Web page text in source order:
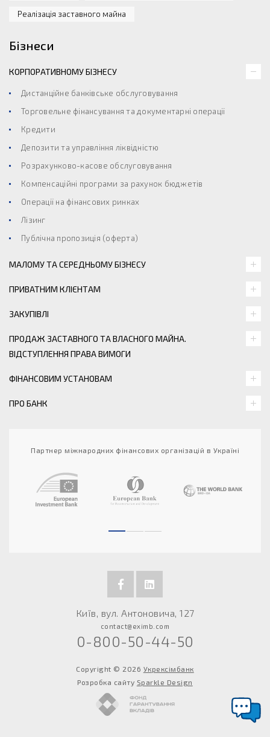
Реалізація заставного майна
Бізнеси
КОРПОРАТИВНОМУ БІЗНЕСУ
Дистанційне банківське обслуговування
Торговельне фінансування та документарні операції
Кредити
Депозити та управління ліквідністю
Розрахунково-касове обслуговування
Компенсаційні програми за рахунок бюджетів
Операції на фінансових ринках
Лізинг
Публічна пропозиція (оферта)
МАЛОМУ ТА СЕРЕДНЬОМУ БІЗНЕСУ
ПРИВАТНИМ КЛІЄНТАМ
ЗАКУПІВЛІ
ПРОДАЖ ЗАСТАВНОГО ТА ВЛАСНОГО МАЙНА.
ВІДСТУПЛЕННЯ ПРАВА ВИМОГИ
ФІНАНСОВИМ УСТАНОВАМ
ПРО БАНК
Партнер міжнародних фінансових організацій в Україні
Київ, вул. Антоновича, 127
contact@eximb.com
0-800-50-44-50
Copyright © 2026 Укрексімбанк
Розробка сайту Sparkle Design